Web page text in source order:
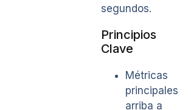
segundos.
Principios
Clave
Métricas
principales
arriba a